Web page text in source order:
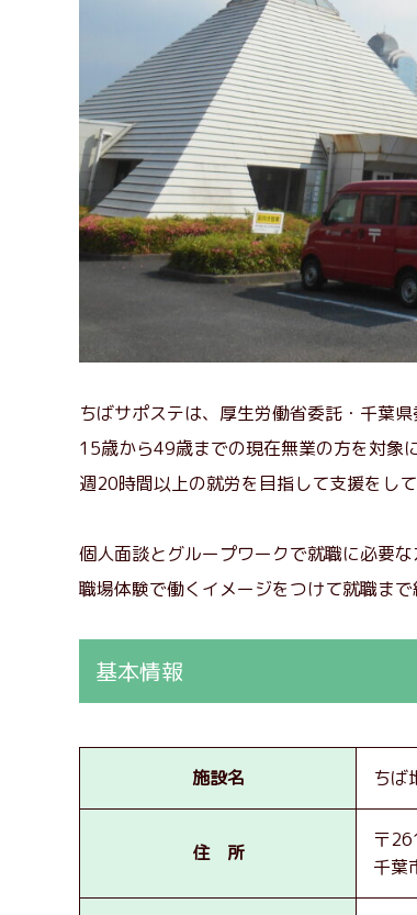
ちばサポステは、厚生労働省委託・千葉県
15歳から49歳までの現在無業の方を対象に
週20時間以上の就労を目指して支援をして
個人面談とグループワークで就職に必要な
職場体験で働くイメージをつけて就職まで
基本情報
施設名 ちば
住 所
〒
千葉